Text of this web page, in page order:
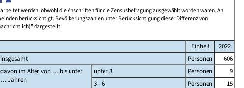
werden, obwohl die Anschriften für die Zensusbefragung ausgewählt worden waren. An
berücksichtigt. Bevölkerungszahlen unter Berücksichtigung dieser Differenz von
dargestellt.
Einheit
2022
insgesamt Personen
606
davon im Alter von … bis unter
… Jahren
unter 3 Personen
9
3 - 6
Personen
15